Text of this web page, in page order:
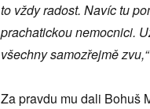
to vždy radost. Navíc tu
prachatickou nemocnici.
všechny samozřejmě zvu,“
Za pravdu mu dali Bohuš